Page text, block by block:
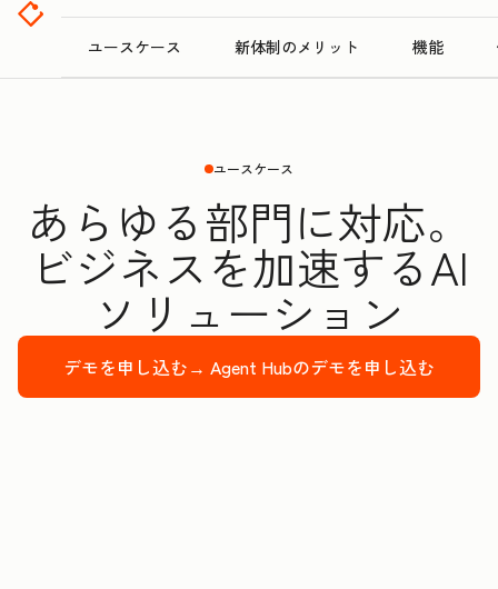
ユースケース 新体制のメリット 機能
ユースケース
あらゆる部門に対応。
ビジネスを加速するAI
ソリューション
デモを申し込む→ Agent Hubのデモを申し込む